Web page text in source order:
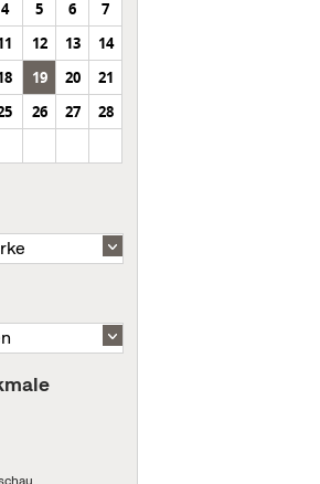
4 5 6
7
12 13
14
19 20
21
26 27
28